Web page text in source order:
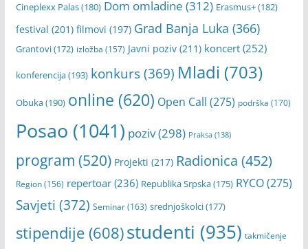
Cineplexx Palas(180) Dom omladine (312) Erasmus+(182)
festival (201) filmovi (197) Grad Banja Luka (366)
Grantovi(172) izložba (157) Javni poziv(211) koncert(252)
konferencija(193) konkurs(369) Mladi (703)
Obuka(190) online (620) Open Call (275) podrška (170)
Posao (1041) poziv(298) Praksa(138)
program (520) Projekti (217) Radionica (452)
Region(156) repertoar(236) Republika Srpska(175) RYCO(275)
Savjeti (372) Seminar(163) srednjoškolci(177)
stipendije(608)studenti (935) takmičenje